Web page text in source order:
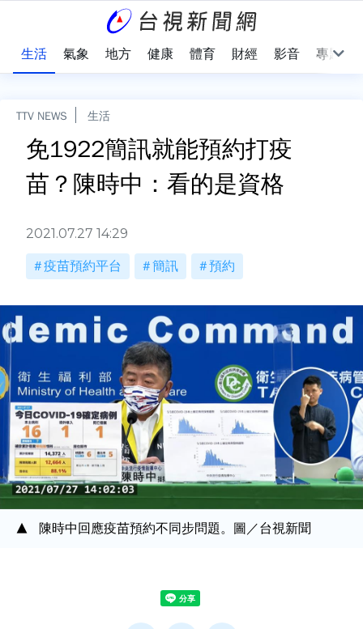
生活 氣象 地方 健康 體育 財經 影音 專題
TTV NEWS 生活
免1922簡訊就能預約打疫
苗？陳時中：看的是資格
2021.07.27 14:29
疫苗預約平台 簡訊 預約
陳時中回應疫苗預約不同步問題。圖／台視新聞